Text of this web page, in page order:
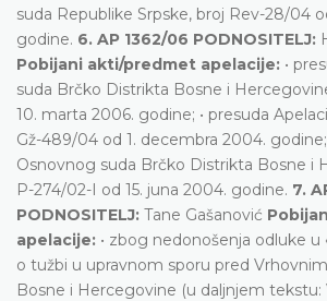
suda Republike Srpske, broj Rev-28/04
godine. 6. AP 1362/06 PODNOSITELJ:
Pobijani akti/predmet apelacije: •
suda Brčko Distrikta Bosne i
10. marta 2006. godine; • presuda
Gž-489/04 od 1. decembra 2004. godine;
Osnovnog suda Brčko Distrikta Bosne i
P-274/02-I od 15. juna 2004. godine. 7.
PODNOSITELJ: Tane Gašanović
apelacije: • zbog nedonošenja odluke
o tužbi u upravnom sporu pred
Bosne i Hercegovine (u daljnjem tekstu: